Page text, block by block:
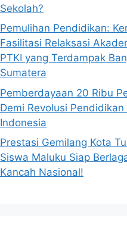
Sekolah?
Pemulihan Pendidikan:
Fasilitasi Relaksasi
PTKI yang Terdampak
Sumatera
Pemberdayaan 20 Ribu
Demi Revolusi Pendidikan
Indonesia
Prestasi Gemilang Kota
Siswa Maluku Siap
Kancah Nasional!